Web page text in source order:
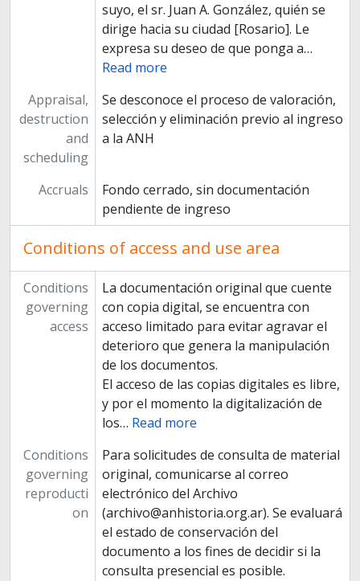
suyo, el sr. Juan A. González, quién se
dirige hacia su ciudad [Rosario]. Le
expresa su deseo de que ponga a…
Read more
Appraisal,
destruction
and
scheduling
Se desconoce el proceso de valoración,
selección y eliminación previo al ingreso
a la ANH
Accruals
Fondo cerrado, sin documentación
pendiente de ingreso
Conditions of access and use area
Conditions
governing
access
La documentación original que cuente
con copia digital, se encuentra con
acceso limitado para evitar agravar el
deterioro que genera la manipulación
de los documentos.
El acceso de las copias digitales es libre,
y por el momento la digitalización de
los… Read more
Conditions
governing
reproducti
on
Para solicitudes de consulta de material
original, comunicarse al correo
electrónico del Archivo
(archivo@anhistoria.org.ar). Se evaluará
el estado de conservación del
documento a los fines de decidir si la
consulta presencial es posible.